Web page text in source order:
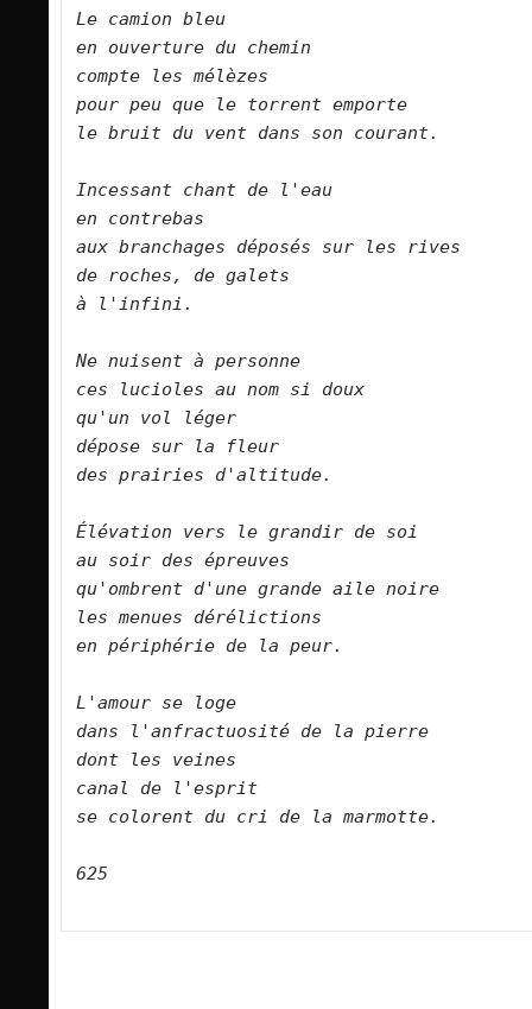
Le camion bleu
en ouverture du chemin
compte les mélèzes
pour peu que le torrent emporte
le bruit du vent dans son courant.
Incessant chant de l'eau
en contrebas
aux branchages déposés sur les rives
de roches, de galets
à l'infini.
Ne nuisent à personne
ces lucioles au nom si doux
qu'un vol léger
dépose sur la fleur
des prairies d'altitude.
Élévation vers le grandir de soi
au soir des épreuves
qu'ombrent d'une grande aile noire
les menues dérélictions
en périphérie de la peur.
L'amour se loge
dans l'anfractuosité de la pierre
dont les veines
canal de l'esprit
se colorent du cri de la marmotte.
625